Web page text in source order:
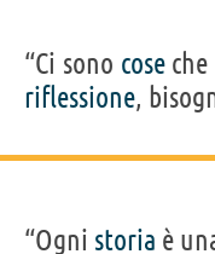
“Ci sono coseche
riflessione,
“Ogni storia è